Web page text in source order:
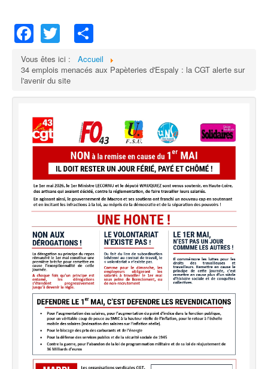
Facebook
Twitter
Vous êtes ici :
Accueil
34 emplois menacés aux Papèteries d'Espaly : la CGT alerte sur
l'avenir du site